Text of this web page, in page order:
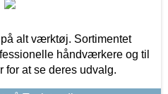
alt værktøj. Sortimentet
håndværkere og til
for at se deres udvalg.